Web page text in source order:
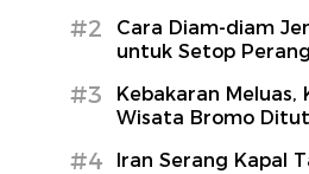
#2
Cara Diam-diam
untuk Setop
#3
Kebakaran Meluas,
Wisata Bromo
#4
Iran Serang Kapal